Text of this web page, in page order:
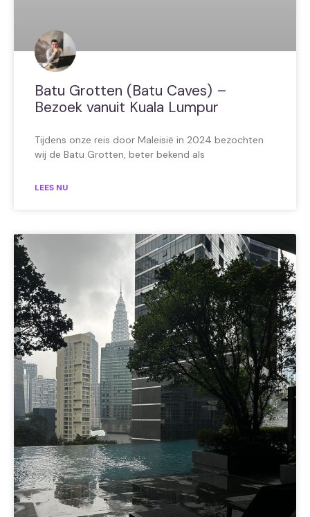
Batu Grotten (Batu Caves) –
Bezoek vanuit Kuala Lumpur
Tijdens onze reis door Maleisië in 2024 bezochten
wij de Batu Grotten, beter bekend als
LEES NU